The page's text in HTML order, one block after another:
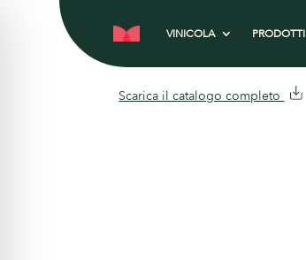
VINICOLA PRODOTTI
Scarica il catalogo completo